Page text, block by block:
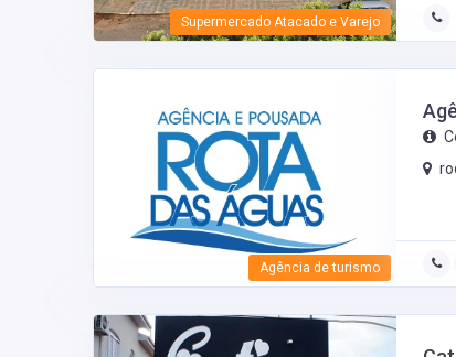
Supermercado Atacado e Varejo
Agência de turismo